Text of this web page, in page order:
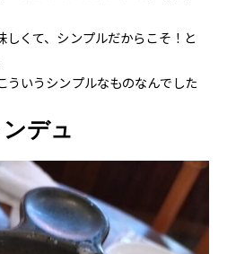
しくて、シンプルだからこそ！と
ういうシンプルなものなんでした
デュ